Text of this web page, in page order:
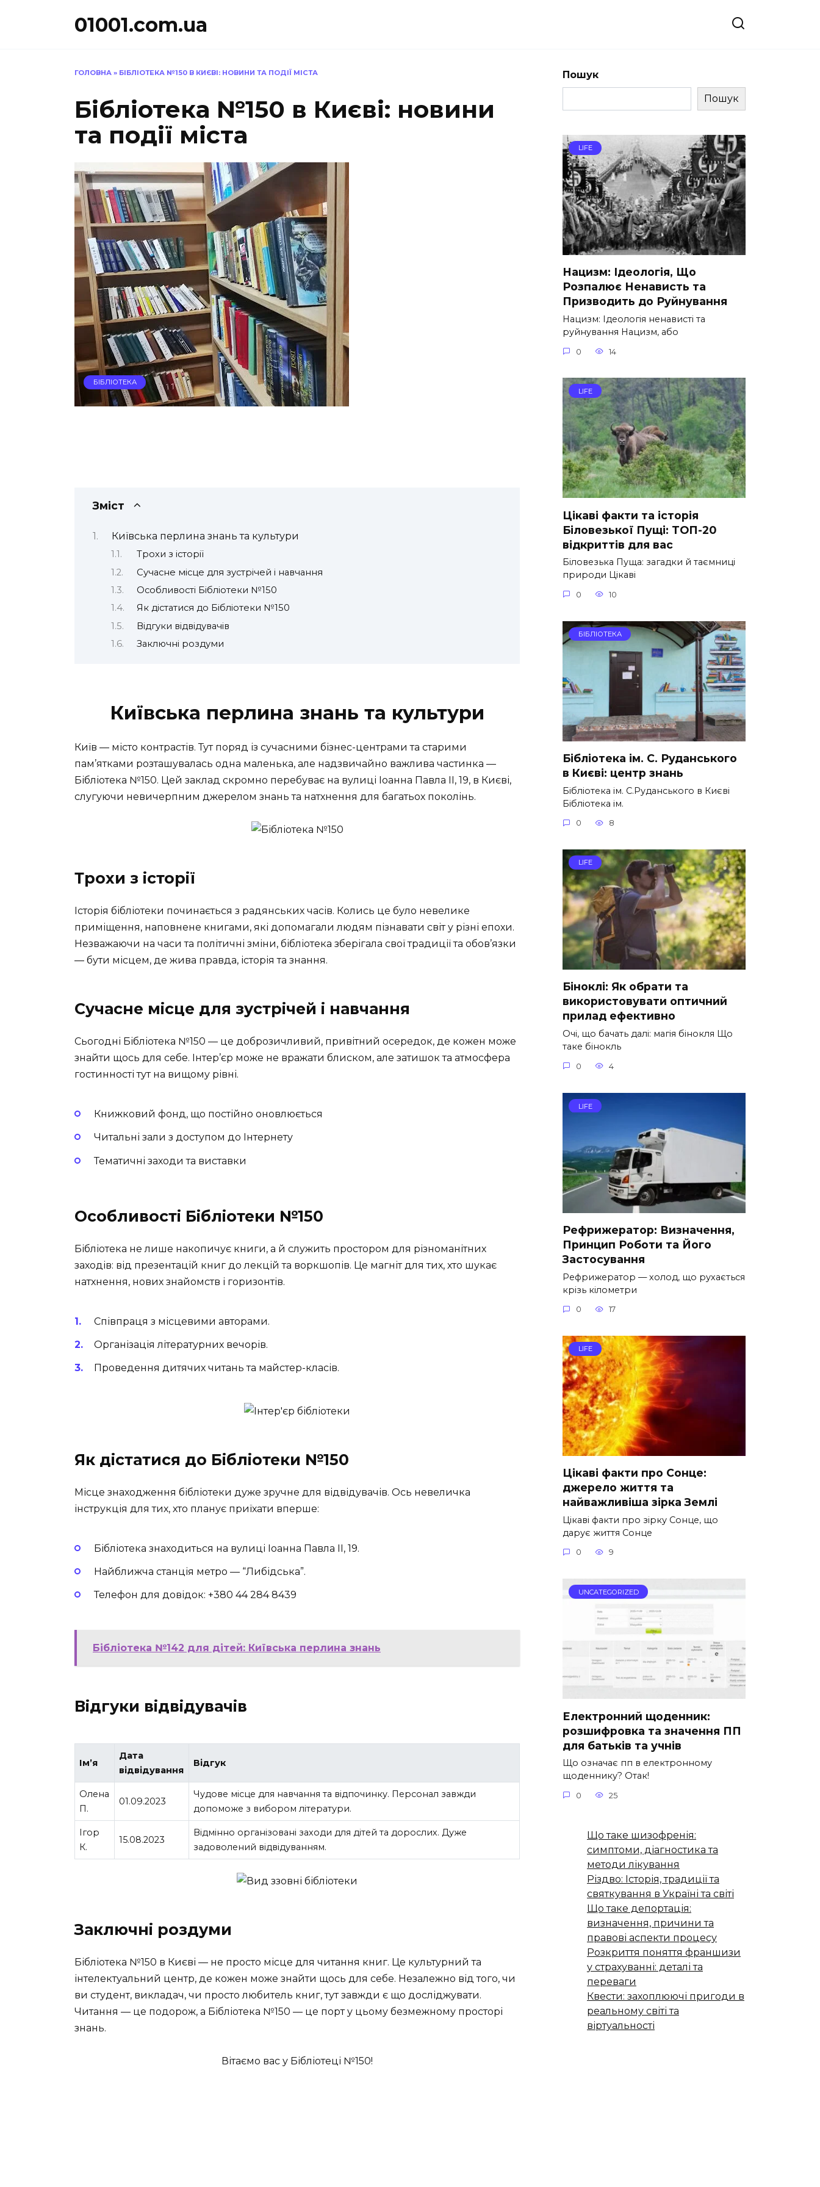
01001.com.ua
ГОЛОВНА » БІБЛІОТЕКА №150 В КИЄВІ: НОВИНИ ТА ПОДІЇ МІСТА
Бібліотека №150 в Києві: новини
та події міста
БІБЛІОТЕКА
Зміст
Київська перлина знань та культури
Трохи з історії
Сучасне місце для зустрічей і навчання
Особливості Бібліотеки №150
Як дістатися до Бібліотеки №150
Відгуки відвідувачів
Заключні роздуми
Київська перлина знань та культури
Київ — місто контрастів. Тут поряд із сучасними бізнес-центрами та старими
пам’ятками розташувалась одна маленька, але надзвичайно важлива частинка —
Бібліотека №150. Цей заклад скромно перебуває на вулиці Іоанна Павла II, 19, в Києві,
слугуючи невичерпним джерелом знань та натхнення для багатьох поколінь.
Трохи з історії
Історія бібліотеки починається з радянських часів. Колись це було невелике
приміщення, наповнене книгами, які допомагали людям пізнавати світ у різні епохи.
Незважаючи на часи та політичні зміни, бібліотека зберігала свої традиції та обов’язки
— бути місцем, де жива правда, історія та знання.
Сучасне місце для зустрічей і навчання
Сьогодні Бібліотека №150 — це доброзичливий, привітний осередок, де кожен може
знайти щось для себе. Інтер’єр може не вражати блиском, але затишок та атмосфера
гостинності тут на вищому рівні.
Книжковий фонд, що постійно оновлюється
Читальні зали з доступом до Інтернету
Тематичні заходи та виставки
Особливості Бібліотеки №150
Бібліотека не лише накопичує книги, а й служить простором для різноманітних
заходів: від презентацій книг до лекцій та воркшопів. Це магніт для тих, хто шукає
натхнення, нових знайомств і горизонтів.
Співпраця з місцевими авторами.
Організація літературних вечорів.
Проведення дитячих читань та майстер-класів.
Як дістатися до Бібліотеки №150
Місце знаходження бібліотеки дуже зручне для відвідувачів. Ось невеличка
інструкція для тих, хто планує приїхати вперше:
Бібліотека знаходиться на вулиці Іоанна Павла II, 19.
Найближча станція метро — “Либідська”.
Телефон для довідок: +380 44 284 8439
Бібліотека №142 для дітей: Київська перлина знань
Відгуки відвідувачів
Ім’я
Дата
відвідування
Відгук
Олена
П.
01.09.2023
Чудове місце для навчання та відпочинку. Персонал завжди
допоможе з вибором літератури.
Ігор
К.
15.08.2023
Відмінно організовані заходи для дітей та дорослих. Дуже
задоволений відвідуванням.
Заключні роздуми
Бібліотека №150 в Києві — не просто місце для читання книг. Це культурний та
інтелектуальний центр, де кожен може знайти щось для себе. Незалежно від того, чи
ви студент, викладач, чи просто любитель книг, тут завжди є що досліджувати.
Читання — це подорож, а Бібліотека №150 — це порт у цьому безмежному просторі
знань.
Вітаємо вас у Бібліотеці №150!
Пошук
Пошук
LIFE
Нацизм: Ідеологія, Що
Розпалює Ненависть та
Призводить до Руйнування
Нацизм: Ідеологія ненависті та
руйнування Нацизм, або
0 14
LIFE
Цікаві факти та історія
Біловезької Пущі: ТОП-20
відкриттів для вас
Біловезька Пуща: загадки й таємниці
природи Цікаві
0 10
БІБЛІОТЕКА
Бібліотека ім. С. Руданського
в Києві: центр знань
Бібліотека ім. С.Руданського в Києві
Бібліотека ім.
0 8
LIFE
Біноклі: Як обрати та
використовувати оптичний
прилад ефективно
Очі, що бачать далі: магія бінокля Що
таке бінокль
0 4
LIFE
Рефрижератор: Визначення,
Принцип Роботи та Його
Застосування
Рефрижератор — холод, що рухається
крізь кілометри
0 17
LIFE
Цікаві факти про Сонце:
джерело життя та
найважливіша зірка Землі
Цікаві факти про зірку Сонце, що
дарує життя Сонце
0 9
UNCATEGORIZED
Електронний щоденник:
розшифровка та значення ПП
для батьків та учнів
Що означає пп в електронному
щоденнику? Отак!
0 25
Що таке шизофренія:
симптоми, діагностика та
методи лікування
Різдво: Історія, традиції та
святкування в Україні та світі
Що таке депортація:
визначення, причини та
правові аспекти процесу
Розкриття поняття франшизи
у страхуванні: деталі та
переваги
Квести: захоплюючі пригоди в
реальному світі та
віртуальності